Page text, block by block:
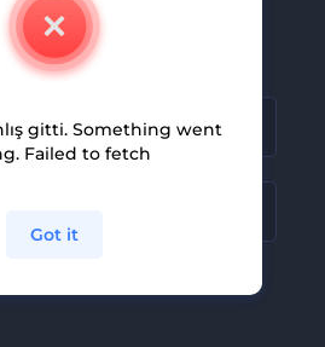
ilk olarak size
gitti. Something went
Failed to fetch
Got it